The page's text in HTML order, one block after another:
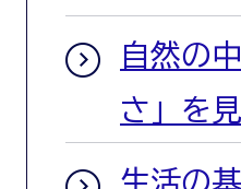
自然の
さ」を
生活の